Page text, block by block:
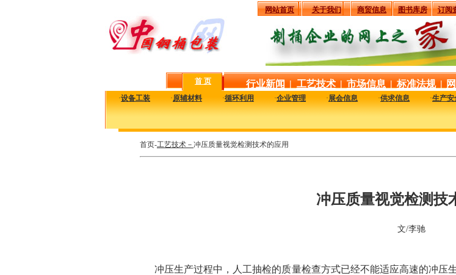
网站首页 关于我们 商贸信息 图书库房 订阅
首 页 行业新闻 | 工艺技术 | 市场信息 | 标准法规 |
·设备工装 ·原辅材料 ·循环利用 ·企业管理 ·展会信息 ·供求信息 ·生产安
首页-工艺技术－ 冲压质量视觉检测技术的应用
冲压质量视觉检测技
文/李驰
冲压生产过程中，人工抽检的质量检查方式已经不能适应高速的冲压